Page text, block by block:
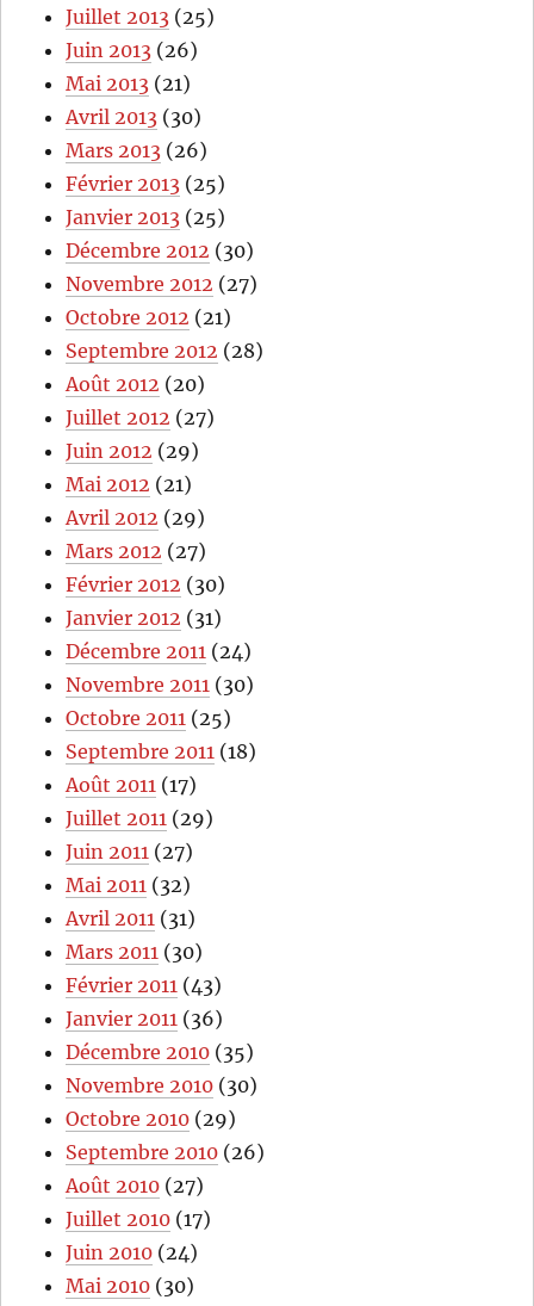
Juillet 2013 (25)
Juin 2013 (26)
Mai 2013 (21)
Avril 2013 (30)
Mars 2013 (26)
Février 2013 (25)
Janvier 2013 (25)
Décembre 2012 (30)
Novembre 2012 (27)
Octobre 2012 (21)
Septembre 2012 (28)
Août 2012 (20)
Juillet 2012 (27)
Juin 2012 (29)
Mai 2012 (21)
Avril 2012 (29)
Mars 2012 (27)
Février 2012 (30)
Janvier 2012 (31)
Décembre 2011 (24)
Novembre 2011 (30)
Octobre 2011 (25)
Septembre 2011 (18)
Août 2011 (17)
Juillet 2011 (29)
Juin 2011 (27)
Mai 2011 (32)
Avril 2011 (31)
Mars 2011 (30)
Février 2011 (43)
Janvier 2011 (36)
Décembre 2010 (35)
Novembre 2010 (30)
Octobre 2010 (29)
Septembre 2010 (26)
Août 2010 (27)
Juillet 2010 (17)
Juin 2010 (24)
Mai 2010 (30)